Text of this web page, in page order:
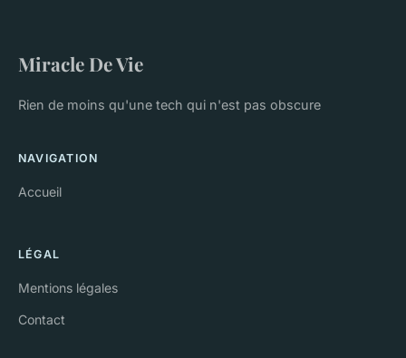
Miracle De Vie
Rien de moins qu'une tech qui n'est pas obscure
NAVIGATION
Accueil
LÉGAL
Mentions légales
Contact